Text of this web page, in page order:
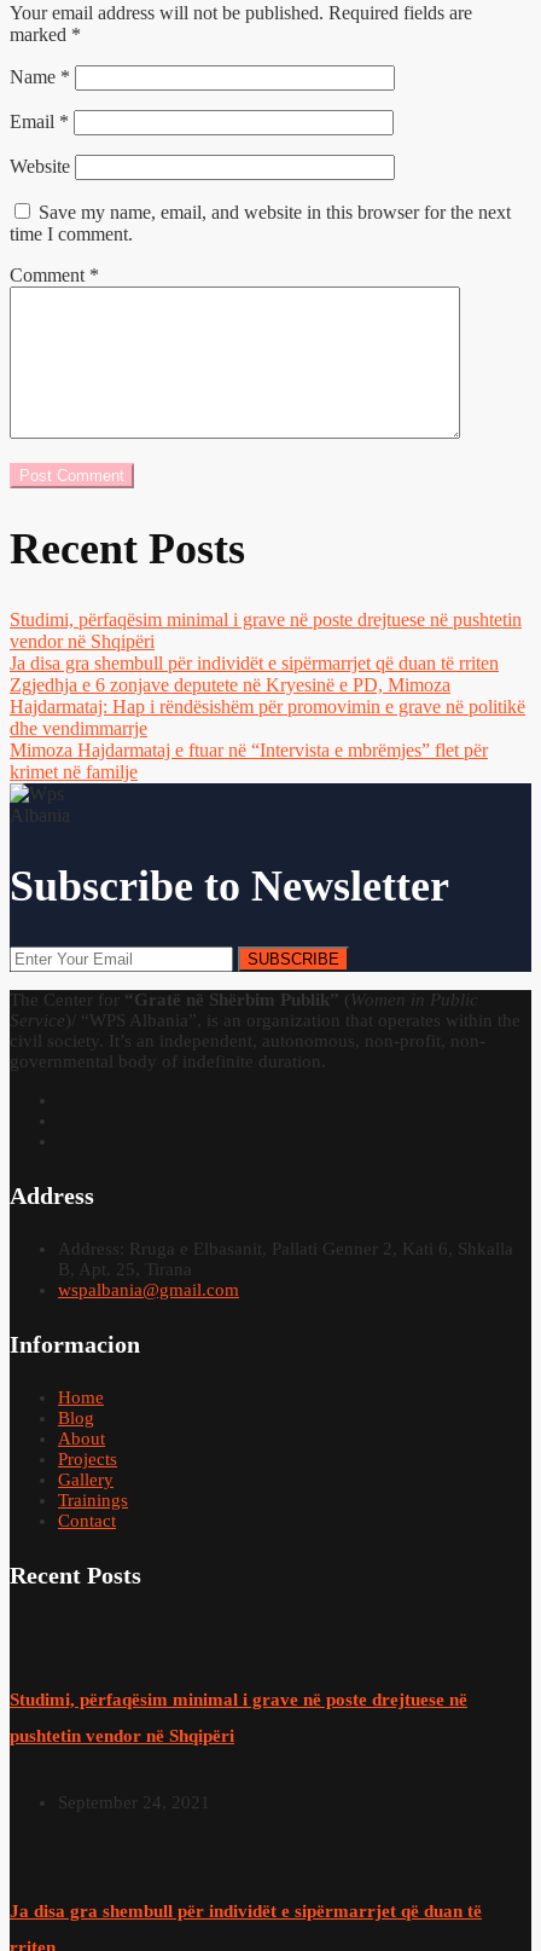
Your email address will not be published. Required fields are
marked *
Name *
Email *
Website
Save my name, email, and website in this browser for the next
time I comment.
Comment *
Recent Posts
Studimi, përfaqësim minimal i grave në poste drejtuese në pushtetin
vendor në Shqipëri
Ja disa gra shembull për individët e sipërmarrjet që duan të rriten
Zgjedhja e 6 zonjave deputete në Kryesinë e PD, Mimoza
Hajdarmataj: Hap i rëndësishëm për promovimin e grave në politikë
dhe vendimmarrje
Mimoza Hajdarmataj e ftuar në “Intervista e mbrëmjes” flet për
krimet në familje
Subscribe to Newsletter
SUBSCRIBE
The Center for “Gratë në Shërbim Publik” ( Women in Public
Service )/ “WPS Albania”, is an organization that operates within the
civil society. It’s an independent, autonomous, non-profit, non-
governmental body of indefinite duration.
Address
Address: Rruga e Elbasanit, Pallati Genner 2, Kati 6, Shkalla
B, Apt. 25, Tirana
wspalbania@gmail.com
Informacion
Home
Blog
About
Projects
Gallery
Trainings
Contact
Recent Posts
Studimi, përfaqësim minimal i grave në poste drejtuese në
pushtetin vendor në Shqipëri
September 24, 2021
Ja disa gra shembull për individët e sipërmarrjet që duan të